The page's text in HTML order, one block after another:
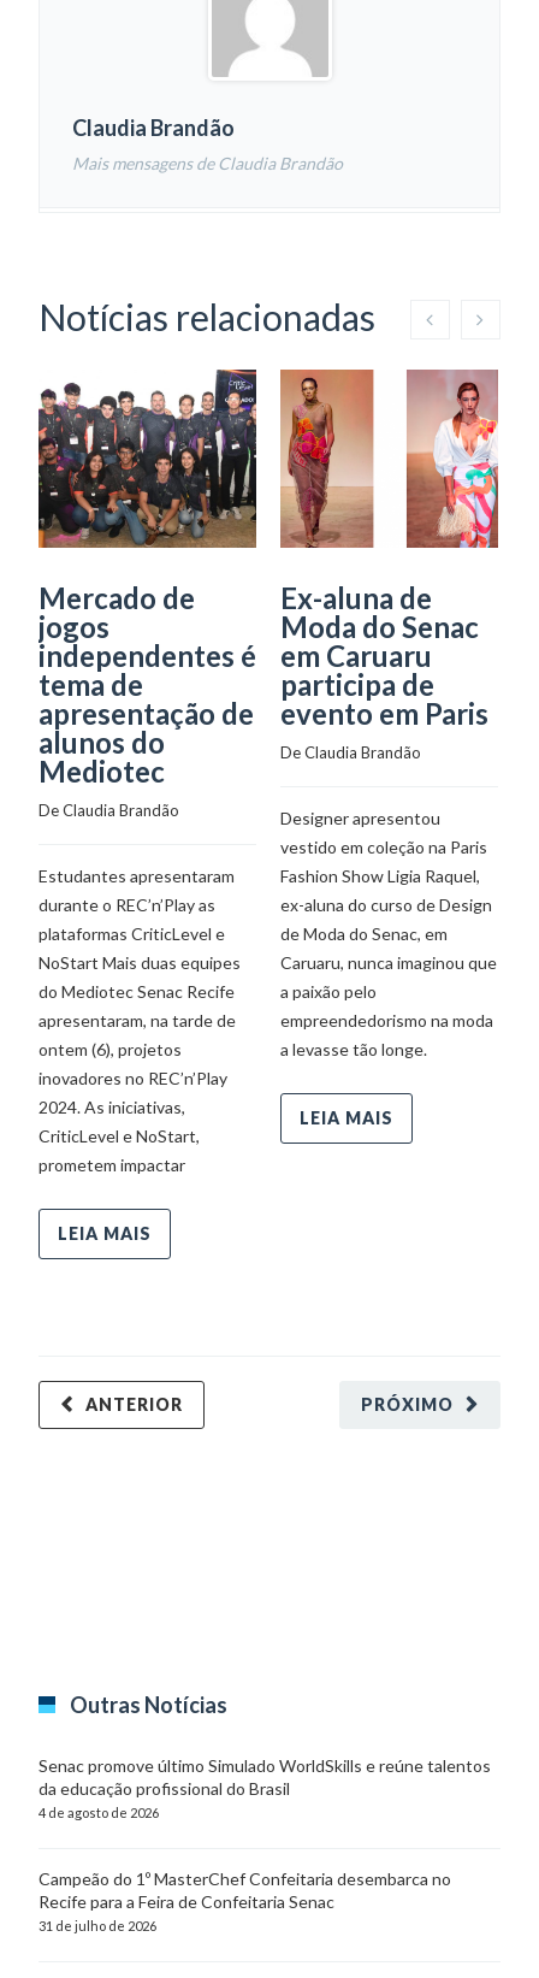
Claudia Brandão
Mais mensagens de Claudia Brandão
Notícias relacionadas
Mercado de
jogos
independentes é
tema de
apresentação de
alunos do
Mediotec
De Claudia Brandão
Estudantes apresentaram
durante o REC’n’Play as
plataformas CriticLevel e
NoStart Mais duas equipes
do Mediotec Senac Recife
apresentaram, na tarde de
ontem (6), projetos
inovadores no REC’n’Play
2024. As iniciativas,
CriticLevel e NoStart,
prometem impactar
LEIA MAIS
Ex-aluna de
Moda do Senac
em Caruaru
participa de
evento em Paris
De Claudia Brandão
Designer apresentou
vestido em coleção na Paris
Fashion Show Ligia Raquel,
ex-aluna do curso de Design
de Moda do Senac, em
Caruaru, nunca imaginou que
a paixão pelo
empreendedorismo na moda
a levasse tão longe.
LEIA MAIS
PRÓXIMO
ANTERIOR
Outras Notícias
Senac promove último Simulado WorldSkills e reúne talentos
da educação profissional do Brasil
4 de agosto de 2026
Campeão do 1º MasterChef Confeitaria desembarca no
Recife para a Feira de Confeitaria Senac
31 de julho de 2026